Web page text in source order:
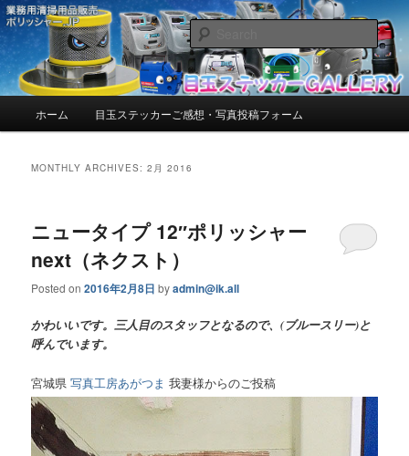
目玉ステッカーGALLERY【ポリッシ
ャー.JP™】 | お客様からいただいた
お客様からいただいたご感想・写真を紹介しています。
Skip
content
Skip
content
ホーム 目玉ステッカーご感想・写真投稿フォーム
MONTHLY ARCHIVES:2月 2016
ニュータイプ 12″ポリッシャー
next（ネクスト）
Posted on2016年2月8日 byadmin@ik.all
かわいいです。三人目のスタッフとなるので、(ブルースリー)と
呼んでいます。
宮城県写真工房あがつま 我妻様からのご投稿